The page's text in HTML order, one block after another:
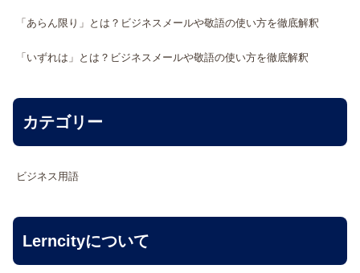
「あらん限り」とは？ビジネスメールや敬語の使い方を徹底解釈
「いずれは」とは？ビジネスメールや敬語の使い方を徹底解釈
カテゴリー
ビジネス用語
Lerncityについて